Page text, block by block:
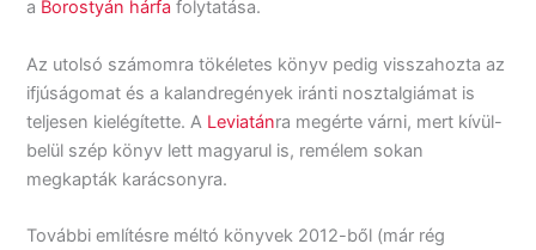
a Borostyán hárfa folytatása.
Az utolsó számomra tökéletes könyv pedig visszahozta az
ifjúságomat és a kalandregények iránti nosztalgiámat is
teljesen kielégítette. A Leviatánra megérte várni, mert kívül-
belül szép könyv lett magyarul is, remélem sokan
megkapták karácsonyra.
További említésre méltó könyvek 2012-ből (már rég